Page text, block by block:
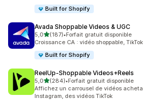
Built for Shopify
Avada Shoppable Videos & UGC
5,0étoile(s) sur 5
(187)
187 avis au total
•Forfait gratuit disponible
Croissance CA : vidéo shoppable,
Built for Shopify
ReelUp‑Shoppable Videos+Reels
5,0étoile(s) sur 5
(284)
284 avis au total
•Forfait gratuit disponible
Affichez un carrousel de vidéos
Instagram, des vidéos TikTok